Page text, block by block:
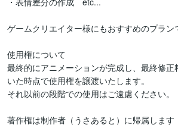
ゲームクリエイター様にもおすすめのプラン
使用権について
最終的にアニメーションが完成し、最終修
いた時点で使用権を譲渡いたします。
それ以前の段階での使用はご遠慮ください。
著作権は制作者（うさあると）に帰属します